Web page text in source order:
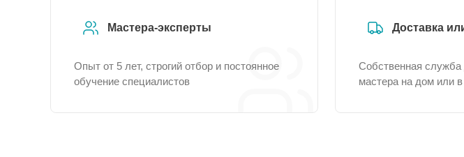
Мастера-эксперты
Опыт от 5 лет, строгий отбор и постоянное
обучение специалистов
Доставка
Собственная служба
мастера на дом или